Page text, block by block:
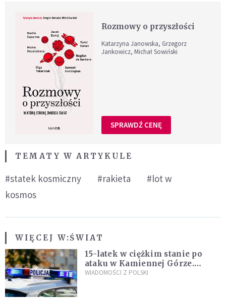
Rozmowy o przyszłości
Katarzyna Janowska, Grzegorz
Jankowicz, Michał Sowiński
SPRAWDŹ CENĘ
TEMATY W ARTYKULE
#statek kosmiczny #rakieta
#lot w
kosmos
WIĘCEJ W:ŚWIAT
15-latek w ciężkim stanie po
ataku w Kamiennej Górze.
Policja zatrzymała dwóch
WIADOMOŚCI Z POLSKI